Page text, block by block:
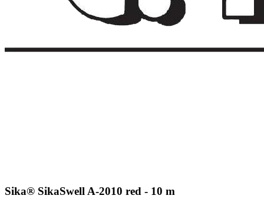
Sika® SikaSwell A-2010 red - 10 m